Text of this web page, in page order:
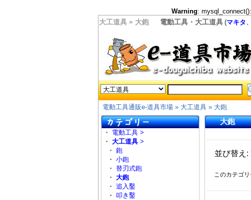
Warning:
大工道具 » 大鉋 電動工具・大工道具 (マキタ、
電動工具通販e-道具市場 » 大工道具 » 大鉋
・ 電動工具 >
・ 大工道具 >
・ 鉋
・ 小鉋
・ 替刃式鉋
・ 大鉋
・ 追入鑿
・ 叩き鑿
大鉋
並び替え:
このカテゴリ